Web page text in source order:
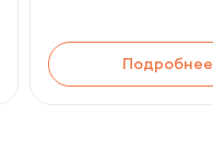
Подробнее